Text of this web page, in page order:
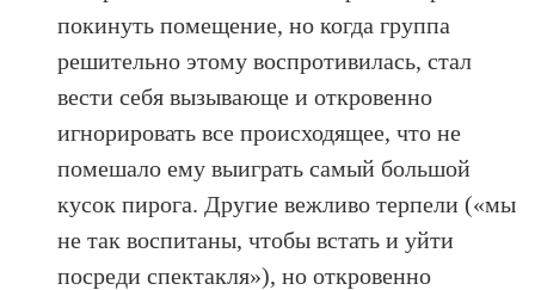
покинуть помещение, но когда группа
решительно этому воспротивилась, стал
вести себя вызывающе и откровенно
игнорировать все происходящее, что не
помешало ему выиграть самый большой
кусок пирога. Другие вежливо терпели («мы
не так воспитаны, чтобы встать и уйти
посреди спектакля»), но откровенно